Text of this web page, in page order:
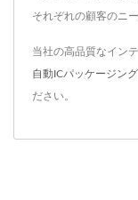
それぞれの顧客のニ
当社の高品質なイン
自動ICパッケージン
ださい。